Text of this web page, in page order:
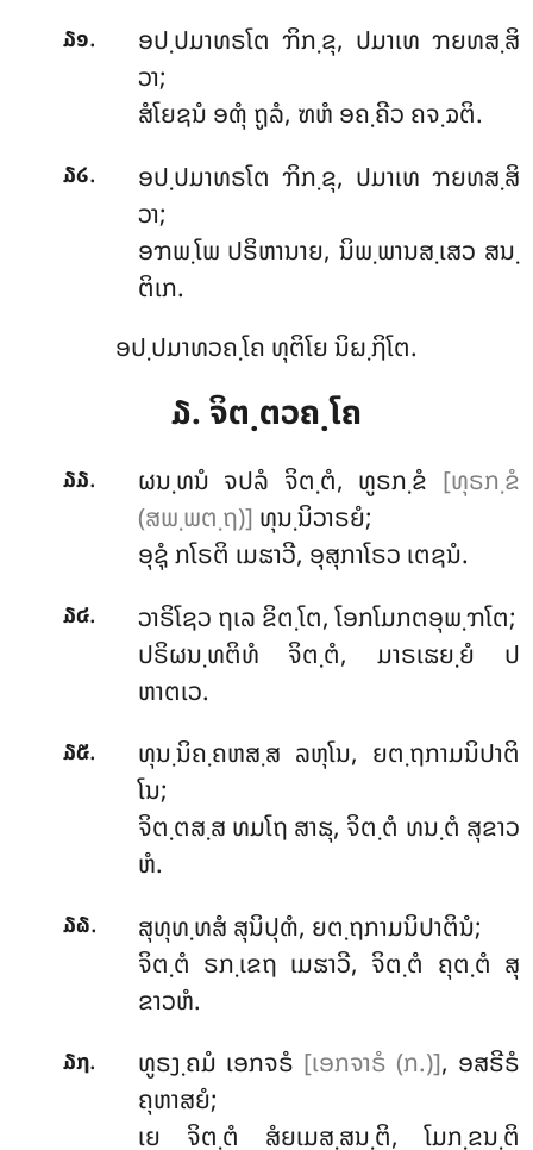
໓໑.
ອປ຺ປມາທຣໂຕ ຠິກ຺ຂຸ, ປມາເທ ຠຍທສ຺ສິ
ວາ;
ສໍໂຍຊນໍ ອຓຸໍ ຖູລໍ, ຑຫໍ ອຄ຺ຄີວ ຄຈ຺ຉຕິ.
໓໒.
ອປ຺ປມາທຣໂຕ ຠິກ຺ຂຸ, ປມາເທ ຠຍທສ຺ສິ
ວາ;
ອຠພ຺ໂພ ປຣິຫານາຍ, ນິພ຺ພານສ຺ເສວ ສນ຺
ຕິເກ.
ອປ຺ປມາທວຄ຺ໂຄ ທຸຕິໂຍ ນິຏ຺ຐິໂຕ.
໓. ຈິຕ຺ຕວຄ຺ໂຄ
໓໓. ຜນ຺ທນໍ ຈປລໍ ຈິຕ຺ຕໍ, ທູຣກ຺ຂໍ [ທຸຣກ຺ຂໍ
(ສພ຺ພຕ຺ຖ)] ທຸນ຺ນິວາຣຍໍ;
ອຸຊຸໍ ກໂຣຕິ ເມຘາວີ, ອຸສຸກາໂຣວ ເຕຊນໍ.
໓໔.
ວາຣິໂຊວ ຖເລ ຂິຕ຺ໂຕ, ໂອກໂມກຕອຸພ຺ຠໂຕ;
ປຣິຜນ຺ທຕິທໍ ຈິຕ຺ຕໍ, ມາຣເຘຍ຺ຍໍ ປ
ຫາຕເວ.
໓໕.
ທຸນ຺ນິຄ຺ຄຫສ຺ສ ລຫຸໂນ, ຍຕ຺ຖກາມນິປາຕິ
ໂນ;
ຈິຕ຺ຕສ຺ສ ທມໂຖ ສາຘຸ, ຈິຕ຺ຕໍ ທນ຺ຕໍ ສຸຂາວ
ຫໍ.
໓໖. ສຸທຸທ຺ທສໍ ສຸນິປຸຓໍ, ຍຕ຺ຖກາມນິປາຕິນໍ;
ຈິຕ຺ຕໍ ຣກ຺ເຂຖ ເມຘາວີ, ຈິຕ຺ຕໍ ຄຸຕ຺ຕໍ ສຸ
ຂາວຫໍ.
໓໗. ທູຣງ຺ຄມໍ ເອກຈຣໍ [ເອກຈາຣໍ (ກ.)], ອສຣີຣໍ
ຄຸຫາສຍໍ;
ເຍ ຈິຕ຺ຕໍ ສໍຍເມສ຺ສນ຺ຕິ, ໂມກ຺ຂນ຺ຕິ